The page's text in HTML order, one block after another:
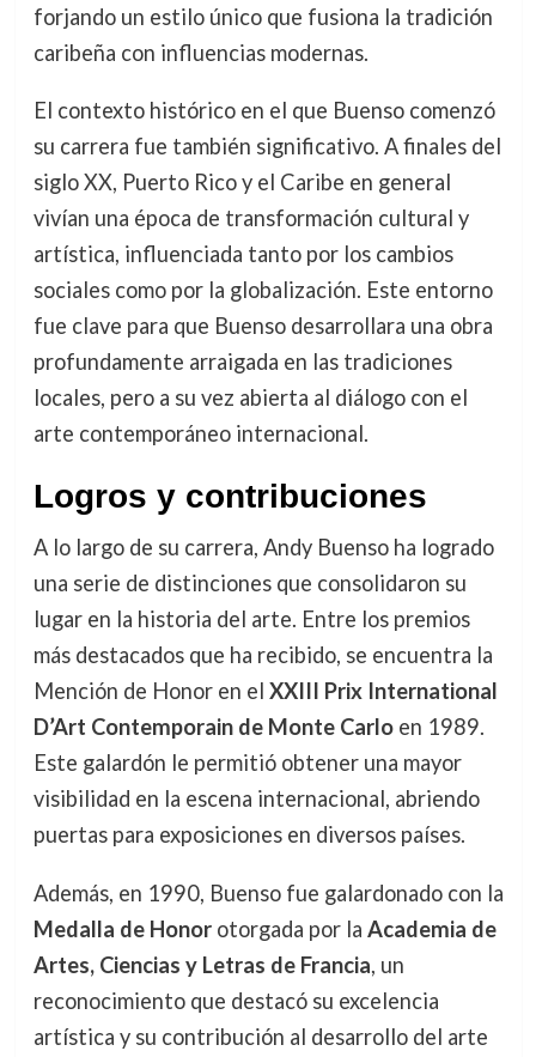
forjando un estilo único que fusiona la tradición
caribeña con influencias modernas.
El contexto histórico en el que Buenso comenzó
su carrera fue también significativo. A finales del
siglo XX, Puerto Rico y el Caribe en general
vivían una época de transformación cultural y
artística, influenciada tanto por los cambios
sociales como por la globalización. Este entorno
fue clave para que Buenso desarrollara una obra
profundamente arraigada en las tradiciones
locales, pero a su vez abierta al diálogo con el
arte contemporáneo internacional.
Logros y contribuciones
A lo largo de su carrera, Andy Buenso ha logrado
una serie de distinciones que consolidaron su
lugar en la historia del arte. Entre los premios
más destacados que ha recibido, se encuentra la
Mención de Honor en el XXIII Prix International
D’Art Contemporain de Monte Carloen 1989.
Este galardón le permitió obtener una mayor
visibilidad en la escena internacional, abriendo
puertas para exposiciones en diversos países.
Además, en 1990, Buenso fue galardonado con la
Medalla de Honorotorgada por la Academia de
Artes, Ciencias y Letras de Francia, un
reconocimiento que destacó su excelencia
artística y su contribución al desarrollo del arte